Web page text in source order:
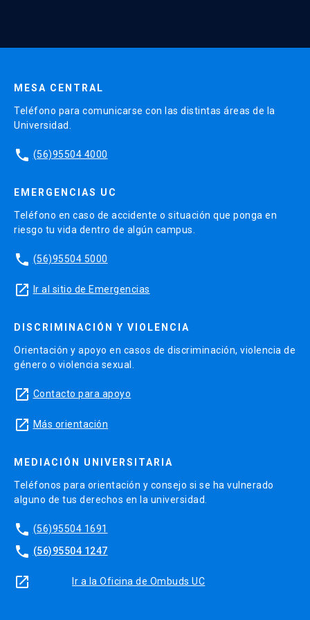
MESA CENTRAL
Teléfono para comunicarse con las distintas áreas de la
Universidad.
phone (56)95504 4000
EMERGENCIAS UC
Teléfono en caso de accidente o situación que ponga en
riesgo tu vida dentro de algún campus.
phone (56)95504 5000
launch Ir al sitio de Emergencias
DISCRIMINACIÓN Y VIOLENCIA
Orientación y apoyo en casos de discriminación, violencia de
género o violencia sexual.
launch Contacto para apoyo
launch Más orientación
MEDIACIÓN UNIVERSITARIA
Teléfonos para orientación y consejo si se ha vulnerado
alguno de tus derechos en la universidad.
phone (56)95504 1691
phone (56)95504 1247
launch Ir a la Oficina de Ombuds UC